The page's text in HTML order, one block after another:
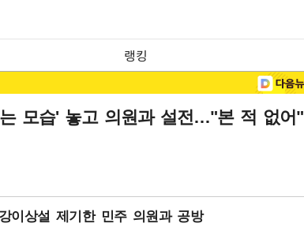
랭킹
모습' 놓고 의원과 설전…"본 적 없어"
이상설 제기한 민주 의원과 공방